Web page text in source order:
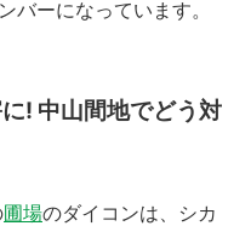
バーになっています。
! 中山間地でどう対
圃場のダイコンは、シカ